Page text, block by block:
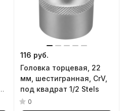
116 руб.
Головка торцевая, 22
мм, шестигранная, CrV,
под квадрат 1/2 Stels
0